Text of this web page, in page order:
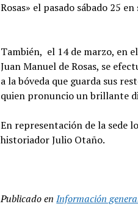
Rosas» el pasado sábado 25
También, el 14 de marzo, en
Juan Manuel de Rosas, se
a la bóveda que guarda sus
quien pronuncio un brillante
En representación de la sede
historiador Julio Otaño.
Publicado en Información